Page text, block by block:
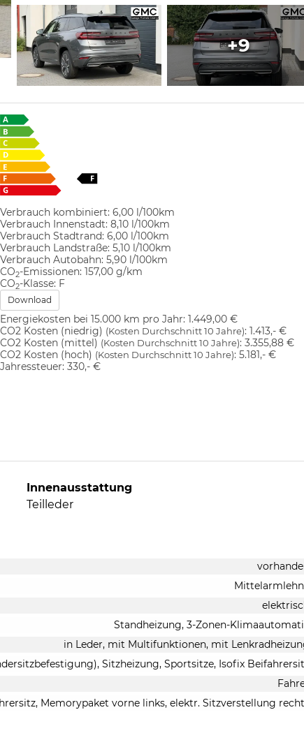
+9
Verbrauch kombiniert: 6,00 l/100km
Verbrauch Innenstadt: 8,10 l/100km
Verbrauch Stadtrand: 6,00 l/100km
Verbrauch Landstraße: 5,10 l/100km
Verbrauch Autobahn: 5,90 l/100km
CO2-Emissionen: 157,00 g/km
CO2-Klasse: F
Download
Energiekosten bei 15.000 km pro Jahr: 1.449,00 €
CO2 Kosten (niedrig) (Kosten Durchschnitt 10 Jahre): 1.413,- €
CO2 Kosten (mittel) (Kosten Durchschnitt 10 Jahre): 3.355,88 €
CO2 Kosten (hoch) (Kosten Durchschnitt 10 Jahre): 5.181,- €
Jahressteuer: 330,- €
Innenausstattung
Teilleder
Standheizung, 3-Zonen-
in Leder, mit Multifunktionen, mit
Sitzheizung, Sportsitze, Isofix
Memorypaket vorne links, elektr. Sitzverstellung